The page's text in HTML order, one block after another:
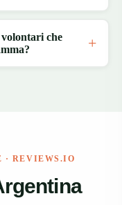
che
· REVIEWS.IO